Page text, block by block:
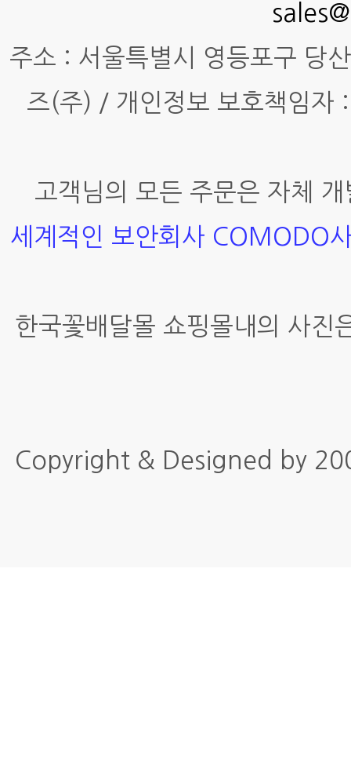
주소 : 서울특별시 영등포구 당
즈(주) / 개인정보 보호책임
고객님의 모든 주문은 자체
세계적인 보안회사 COMODO
한국꽃배달몰 쇼핑몰내의 사진
Copyright & Designed by